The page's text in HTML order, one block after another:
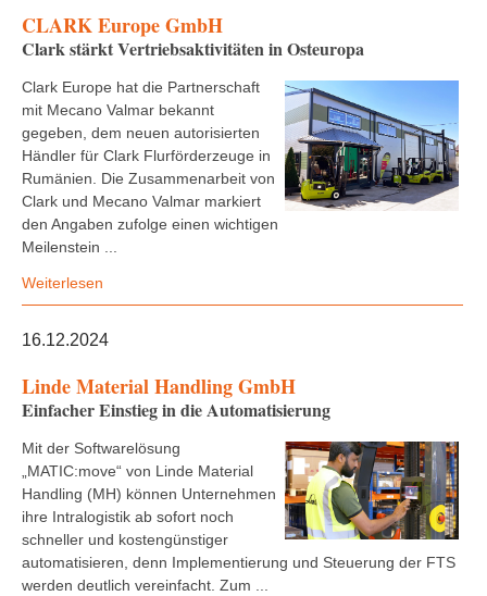
CLARK Europe GmbH
Clark stärkt Vertriebsaktivitäten in Osteuropa
Clark Europe hat die Partnerschaft
mit Mecano Valmar bekannt
gegeben, dem neuen autorisierten
Händler für Clark Flurförderzeuge in
Rumänien. Die Zusammenarbeit von
Clark und Mecano Valmar markiert
den Angaben zufolge einen wichtigen
Meilenstein ...
Weiterlesen
16.12.2024
Linde Material Handling GmbH
Einfacher Einstieg in die Automatisierung
Mit der Softwarelösung
„MATIC:move“ von Linde Material
Handling (MH) können Unternehmen
ihre Intralogistik ab sofort noch
schneller und kostengünstiger
automatisieren, denn Implementierung und Steuerung der FTS
werden deutlich vereinfacht. Zum ...